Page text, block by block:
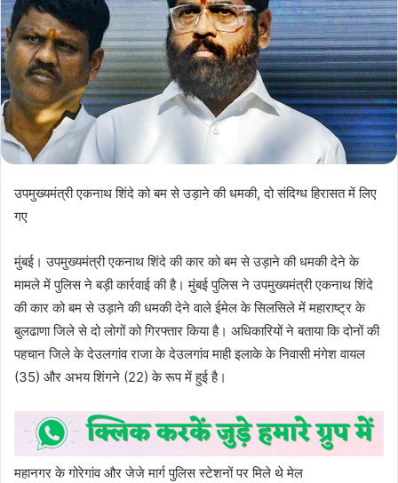
उपमुख्यमंत्री एकनाथ शिंदे को बम से उड़ाने की धमकी, दो संदिग्ध हिरासत में लिए
गए
मुंबई। उपमुख्यमंत्री एकनाथ शिंदे की कार को बम से उड़ाने की धमकी देने के
मामले में पुलिस ने बड़ी कार्रवाई की है। मुंबई पुलिस ने उपमुख्यमंत्री एकनाथ शिंदे
की कार को बम से उड़ाने की धमकी देने वाले ईमेल के सिलसिले में महाराष्ट्र के
बुलढाणा जिले से दो लोगों को गिरफ्तार किया है। अधिकारियों ने बताया कि दोनों की
पहचान जिले के देउलगांव राजा के देउलगांव माही इलाके के निवासी मंगेश वायल
(35) और अभय शिंगने (22) के रूप में हुई है।
महानगर के गोरेगांव और जेजे मार्ग पुलिस स्टेशनों पर मिले थे मेल